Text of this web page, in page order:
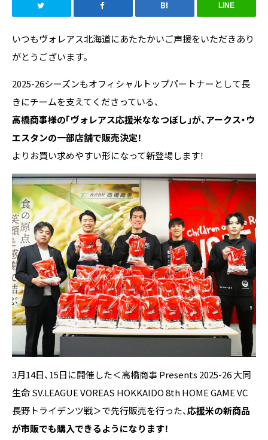
LINE
いつもヴォレアス北海道にあたたかいご声援をいただきあり
がとうございます。
2025-26シーズンもオフィシャルトップパートナーとして長
きにチームを支えてくださっている、
高橋商事様の「ヴォレアス応援米ななつぼし」が、アークス・ウ
エスタンの一部店舗で販売決定！
よりお買い求めやすい形になって新登場します！
3月14日、15日に開催した＜高橋商事 Presents 2025-26 大同
生命 SV.LEAGUE VOREAS HOKKAIDO 8th HOME GAME VC
長野トライデンツ戦＞で先行販売を行った、応援米の新商品
が市販でも購入できるようになります！